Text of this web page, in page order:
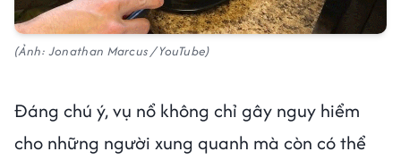
(Ảnh: Jonathan Marcus / YouTube)
Đáng chú ý, vụ nổ không chỉ gây nguy hiểm
cho những người xung quanh mà còn có thể